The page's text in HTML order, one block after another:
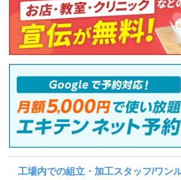
工場内での組立・加工スタッフ/ワン